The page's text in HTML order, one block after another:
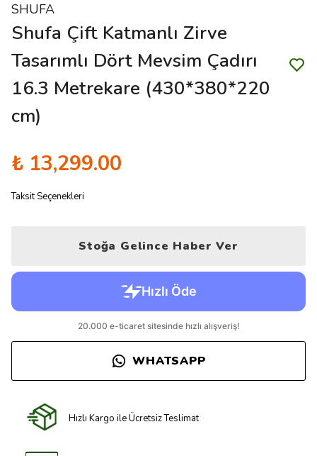
SHUFA
Shufa Çift Katmanlı Zirve
Tasarımlı Dört Mevsim Çadırı
16.3 Metrekare (430*380*220
cm)
₺ 13,299.00
Taksit Seçenekleri
Stoğa Gelince Haber Ver
WHATSAPP
Hızlı Kargo ile Ücretsiz Teslimat